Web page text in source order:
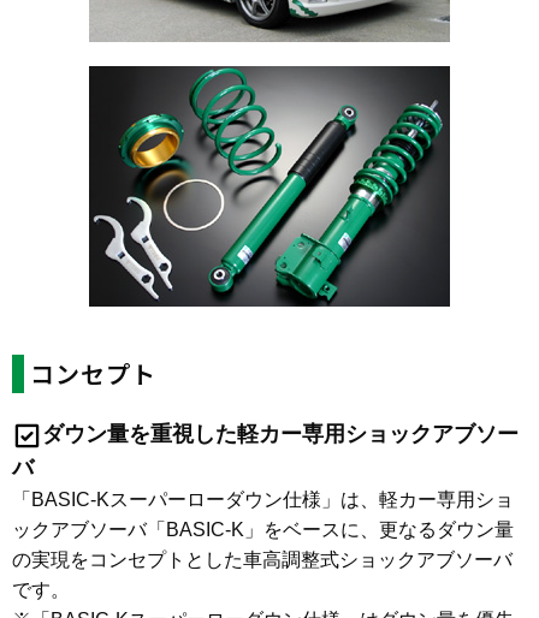
コンセプト
ダウン量を重視した軽カー専用ショックアブソー
バ
「BASIC-Kスーパーローダウン仕様」は、軽カー専用ショ
ックアブソーバ「BASIC-K」をベースに、更なるダウン量
の実現をコンセプトとした車高調整式ショックアブソーバ
です。